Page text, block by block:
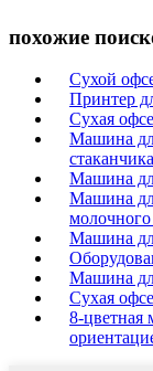
похожие
Сухой
Принтер
Сухая
Машина
Машина
Машина
молочного
Машина
Машина
Сухая
8-цветная